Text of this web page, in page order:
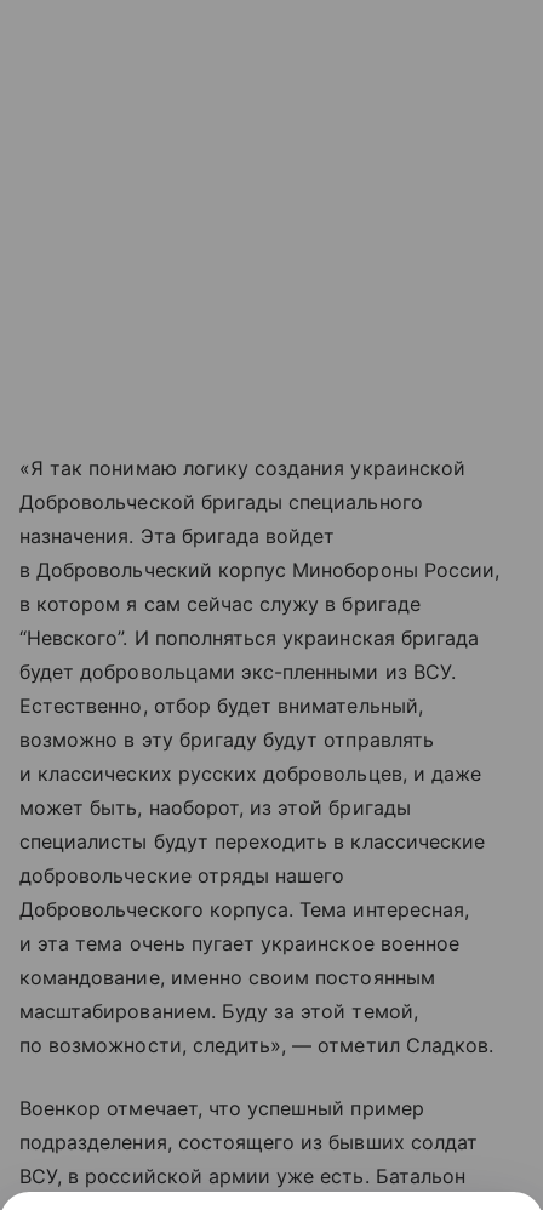
«Я так понимаю логику создания украинской
Добровольческой бригады специального
назначения. Эта бригада войдет
в Добровольческий корпус Минобороны России,
в котором я сам сейчас служу в бригаде
“Невского”. И пополняться украинская бригада
будет добровольцами экс-пленными из ВСУ.
Естественно, отбор будет внимательный,
возможно в эту бригаду будут отправлять
и классических русских добровольцев, и даже
может быть, наоборот, из этой бригады
специалисты будут переходить в классические
добровольческие отряды нашего
Добровольческого корпуса. Тема интересная,
и эта тема очень пугает украинское военное
командование, именно своим постоянным
масштабированием. Буду за этой темой,
по возможности, следить», — отметил Сладков.
Военкор отмечает, что успешный пример
подразделения, состоящего из бывших солдат
ВСУ, в российской армии уже есть. Батальон